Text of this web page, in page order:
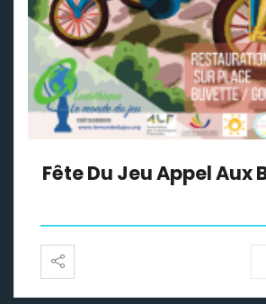
Fête Du Jeu Appel Aux